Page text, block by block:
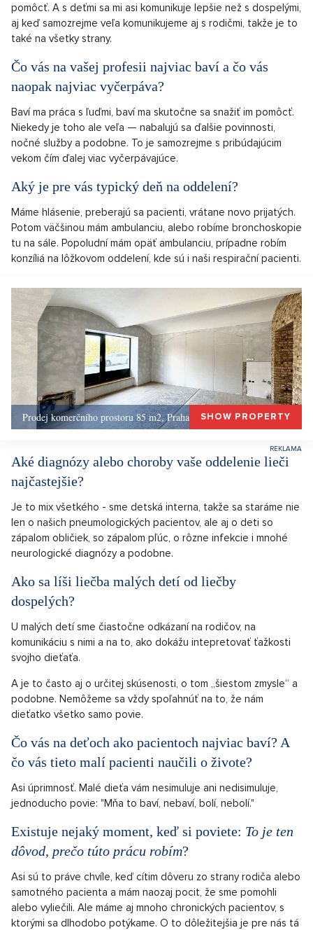
pomôcť. A s deťmi sa mi asi komunikuje lepšie než s dospelými,
aj keď samozrejme veľa komunikujeme aj s rodičmi, takže je to
také na všetky strany.
Čo vás na vašej profesii najviac baví a čo vás
naopak najviac vyčerpáva?
Baví ma práca s ľuďmi, baví ma skutočne sa snažiť im pomôcť.
Niekedy je toho ale veľa — nabalujú sa ďalšie povinnosti,
nočné služby a podobne. To je samozrejme s pribúdajúcim
vekom čím ďalej viac vyčerpávajúce.
Aký je pre vás typický deň na oddelení?
Máme hlásenie, preberajú sa pacienti, vrátane novo prijatých.
Potom väčšinou mám ambulanciu, alebo robíme bronchoskopie
tu na sále. Popoludní mám opäť ambulanciu, prípadne robím
konzíliá na lôžkovom oddelení, kde sú i naši respirační pacienti.
Prodej komerčního prostoru 85 m2, Praha 1, Praha 1SHOW PROPERTY
Aké diagnózy alebo choroby vaše oddelenie lieči
najčastejšie?
Je to mix všetkého - sme detská interna, takže sa staráme nie
len o našich pneumologických pacientov, ale aj o deti so
zápalom obličiek, so zápalom pľúc, o rôzne infekcie i mnohé
neurologické diagnózy a podobne.
Ako sa líši liečba malých detí od liečby
dospelých?
U malých detí sme čiastočne odkázaní na rodičov, na
komunikáciu s nimi a na to, ako dokážu intepretovať ťažkosti
svojho dieťaťa.
A je to často aj o určitej skúsenosti, o tom „šiestom zmysle“ a
podobne. Nemôžeme sa vždy spoľahnúť na to, že nám
dieťatko všetko samo povie.
Čo vás na deťoch ako pacientoch najviac baví? A
čo vás tieto malí pacienti naučili o živote?
Asi úprimnosť. Malé dieťa vám nesimuluje ani nedisimuluje,
jednoducho povie: "Mňa to baví, nebaví, bolí, nebolí."
Existuje nejaký moment, keď si poviete: To je ten
dôvod, prečo túto prácu robím?
Asi sú to práve chvíle, keď cítim dôveru zo strany rodiča alebo
samotného pacienta a mám naozaj pocit, že sme pomohli
alebo vyliečili. Ale máme aj mnoho chronických pacientov, s
ktorými sa dlhodobo potýkame. O to dôležitejšia je pre nás tá